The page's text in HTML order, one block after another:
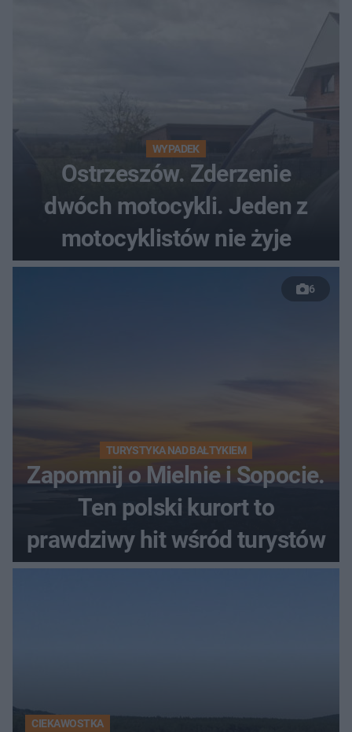
WYPADEK
Ostrzeszów. Zderzenie
dwóch motocykli. Jeden z
motocyklistów nie żyje
6
TURYSTYKA NAD BAŁTYKIEM
Zapomnij o Mielnie i Sopocie.
Ten polski kurort to
prawdziwy hit wśród turystów
CIEKAWOSTKA